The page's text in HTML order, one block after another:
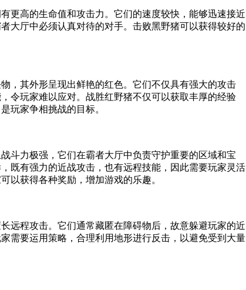
更高的生命值和攻击力。它们的速度较快，能够迅速接近
大厅中必须认真对待的对手。击败黑野猪可以获得较好的
，其外形呈现出鲜艳的红色。它们不仅具有强大的攻击
令玩家难以应对。战胜红野猪不仅可以获取丰厚的经验
玩家争相挑战的目标。
斗力极强，它们在霸者大厅中负责守护重要的区域和宝
既有强力的近战攻击，也有远程技能，因此需要玩家灵活
以获得各种奖励，增加游戏的乐趣。
远程攻击。它们通常藏匿在障碍物后，故意躲避玩家的近
需要运用策略，合理利用地形进行反击，以避免受到大量